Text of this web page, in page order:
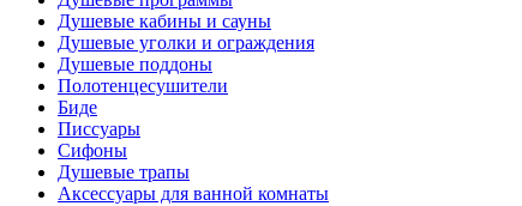
Душевые кабины и сауны
Душевые уголки и ограждения
Душевые поддоны
Полотенцесушители
Биде
Писсуары
Сифоны
Душевые трапы
Аксессуары для ванной комнаты